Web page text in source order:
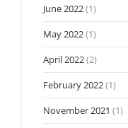
June 2022(1)
May 2022(1)
April 2022(2)
February 2022(1)
November 2021 (1)